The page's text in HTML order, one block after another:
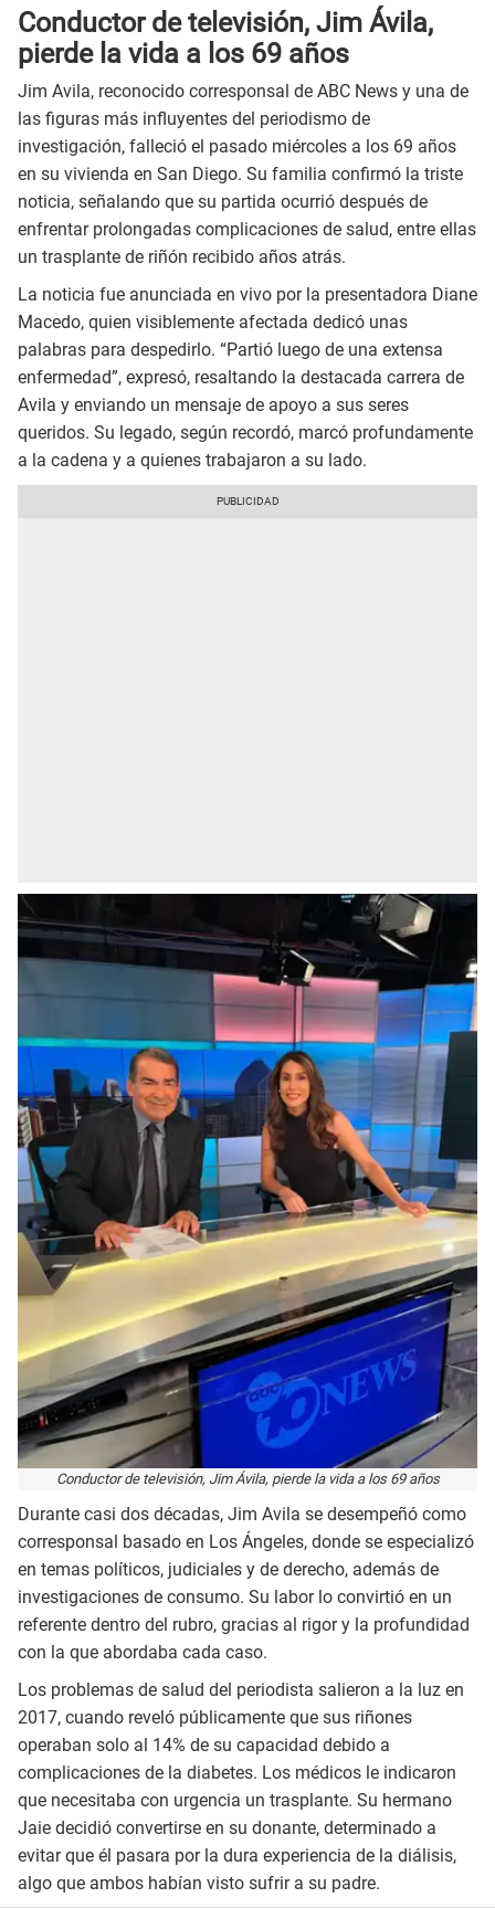
Conductor de televisión, Jim Ávila,
pierde la vida a los 69 años
Jim Avila, reconocido corresponsal de ABC News y una de
las figuras más influyentes del periodismo de
investigación, falleció el pasado miércoles a los 69 años
en su vivienda en San Diego. Su familia confirmó la triste
noticia, señalando que su partida ocurrió después de
enfrentar prolongadas complicaciones de salud, entre ellas
un trasplante de riñón recibido años atrás.
La noticia fue anunciada en vivo por la presentadora Diane
Macedo, quien visiblemente afectada dedicó unas
palabras para despedirlo. “Partió luego de una extensa
enfermedad”, expresó, resaltando la destacada carrera de
Avila y enviando un mensaje de apoyo a sus seres
queridos. Su legado, según recordó, marcó profundamente
a la cadena y a quienes trabajaron a su lado.
Conductor de televisión, Jim Ávila, pierde la vida a los 69 años
Durante casi dos décadas, Jim Avila se desempeñó como
corresponsal basado en Los Ángeles, donde se especializó
en temas políticos, judiciales y de derecho, además de
investigaciones de consumo. Su labor lo convirtió en un
referente dentro del rubro, gracias al rigor y la profundidad
con la que abordaba cada caso.
Los problemas de salud del periodista salieron a la luz en
2017, cuando reveló públicamente que sus riñones
operaban solo al 14% de su capacidad debido a
complicaciones de la diabetes. Los médicos le indicaron
que necesitaba con urgencia un trasplante. Su hermano
Jaie decidió convertirse en su donante, determinado a
evitar que él pasara por la dura experiencia de la diálisis,
algo que ambos habían visto sufrir a su padre.